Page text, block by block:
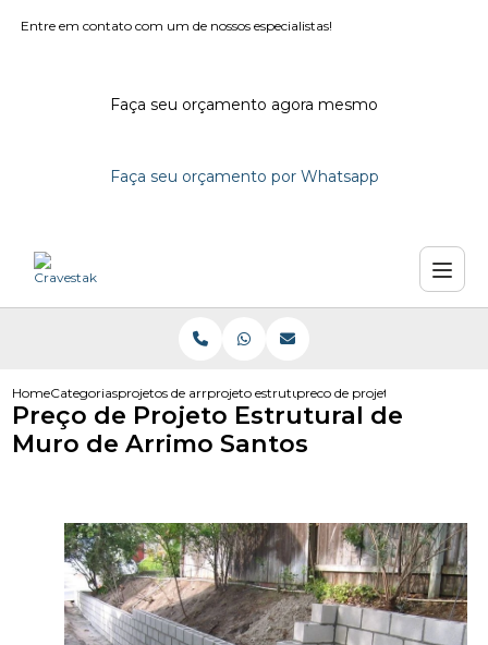
Entre em contato com um de nossos especialistas!
Faça seu orçamento agora mesmo
Faça seu orçamento por Whatsapp
HomeCategoriasprojetos de arrimoprojeto estrutural de arrimopreco de projeto estrutural de
Preço de Projeto Estrutural de
Muro de Arrimo Santos